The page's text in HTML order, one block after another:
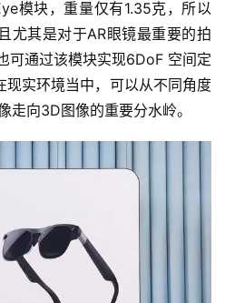
模块，重量仅有1.35克，所以
尤其是对于AR眼镜最重要的拍
可通过该模块实现6DoF 空间定
现实环境当中，可以从不同角度
走向3D图像的重要分水岭。